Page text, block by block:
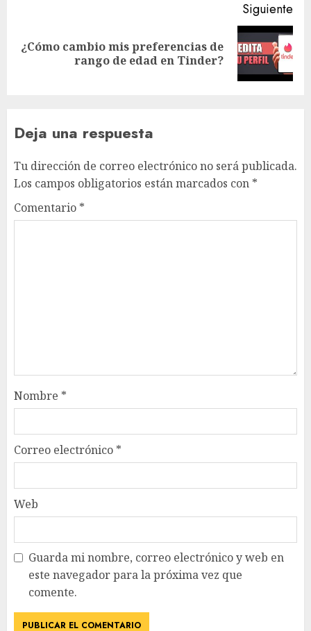
Siguiente
Siguiente
¿Cómo cambio mis preferencias de
rango de edad en Tinder?
Deja una respuesta
Tu dirección de correo electrónico no será publicada.
Los campos obligatorios están marcados con *
Comentario *
Nombre *
Correo electrónico *
Web
Guarda mi nombre, correo electrónico y web en
este navegador para la próxima vez que
comente.